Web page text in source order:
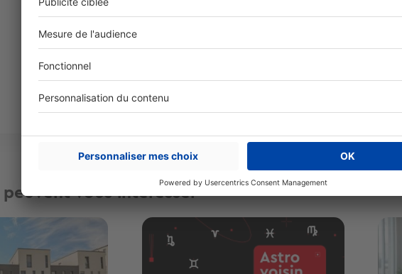
Partager sur
Plus de conseils
vous intéresser
Image Image